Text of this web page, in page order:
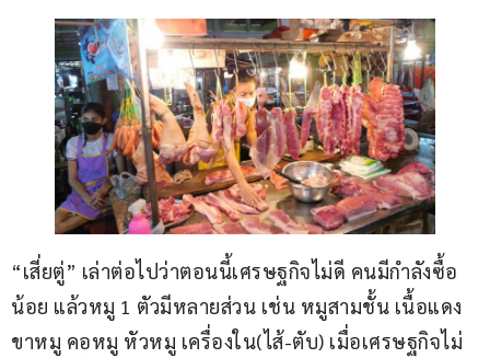
“เสี่ยตู่” เล่าต่อไปว่าตอนนี้เศรษฐกิจไม่ดี คนมีกำลังซื้อ
น้อย แล้วหมู 1 ตัวมีหลายส่วน เช่น หมูสามชั้น เนื้อแดง
ขาหมู คอหมู หัวหมู เครื่องใน(ไส้-ตับ) เมื่อเศรษฐกิจไม่